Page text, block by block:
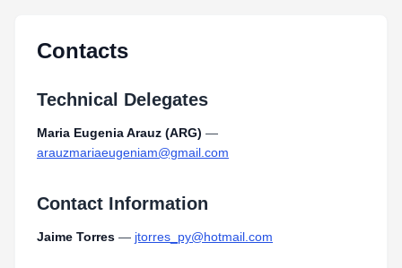
Contacts
Technical Delegates
Maria Eugenia Arauz (ARG) —
arauzmariaeugeniam@gmail.com
Contact Information
Jaime Torres — jtorres_py@hotmail.com